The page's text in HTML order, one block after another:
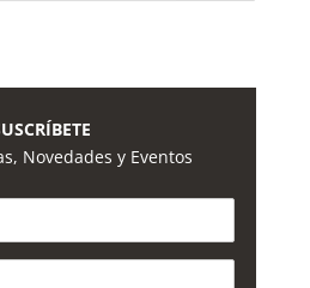
Novedades y Eventos